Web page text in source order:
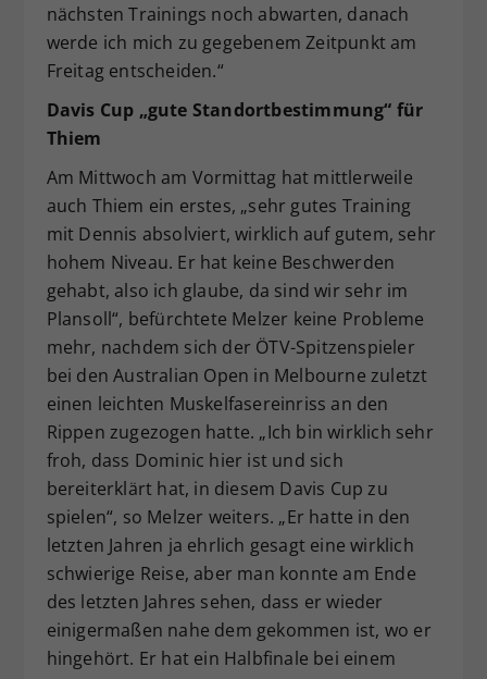
nächsten Trainings noch abwarten, danach
werde ich mich zu gegebenem Zeitpunkt am
Freitag entscheiden.“
Davis Cup „gute Standortbestimmung“ für
Thiem
Am Mittwoch am Vormittag hat mittlerweile
auch Thiem ein erstes, „sehr gutes Training
mit Dennis absolviert, wirklich auf gutem, sehr
hohem Niveau. Er hat keine Beschwerden
gehabt, also ich glaube, da sind wir sehr im
Plansoll“, befürchtete Melzer keine Probleme
mehr, nachdem sich der ÖTV-Spitzenspieler
bei den Australian Open in Melbourne zuletzt
einen leichten Muskelfasereinriss an den
Rippen zugezogen hatte. „Ich bin wirklich sehr
froh, dass Dominic hier ist und sich
bereiterklärt hat, in diesem Davis Cup zu
spielen“, so Melzer weiters. „Er hatte in den
letzten Jahren ja ehrlich gesagt eine wirklich
schwierige Reise, aber man konnte am Ende
des letzten Jahres sehen, dass er wieder
einigermaßen nahe dem gekommen ist, wo er
hingehört. Er hat ein Halbfinale bei einem